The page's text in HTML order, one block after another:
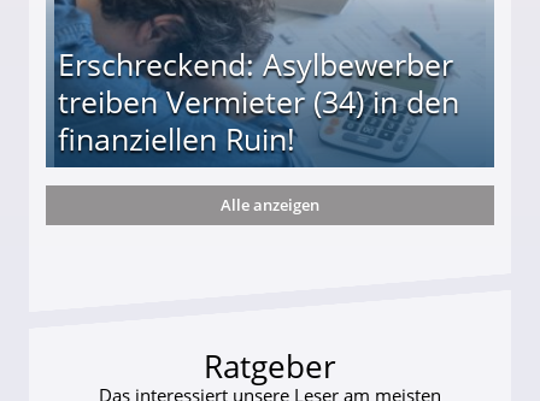
Erschreckend: Asylbewerber
treiben Vermieter (34) in den
finanziellen Ruin!
(34) in den finanziellen Ruin!
Alle anzeigen
Ratgeber
Das interessiert unsere Leser am meisten